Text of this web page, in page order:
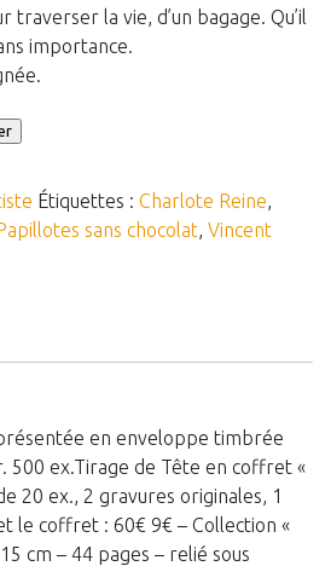
traverser la vie, d’un bagage. Qu’il
importance.
Étiquettes : Charlote Reine,
sans chocolat, Vincent
en enveloppe timbrée
500 ex.Tirage de Tête en coffret «
20 ex., 2 gravures originales, 1
le coffret : 60€ 9€ – Collection «
cm – 44 pages – relié sous